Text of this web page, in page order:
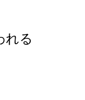
れる